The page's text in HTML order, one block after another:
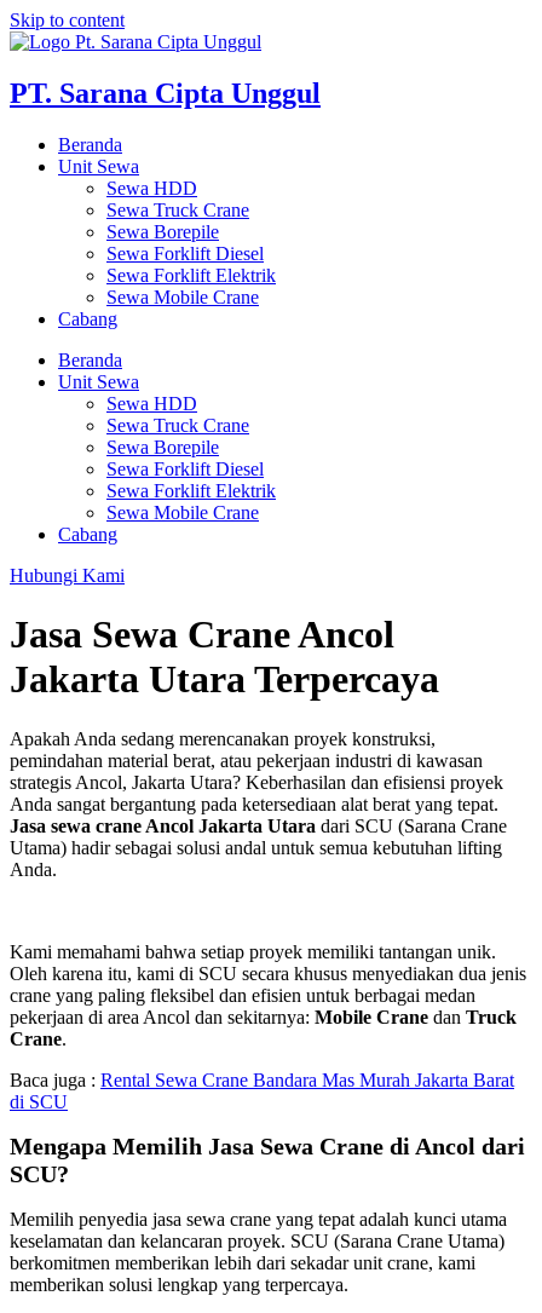
Skip to content
PT. Sarana Cipta Unggul
Beranda
Unit Sewa
Sewa HDD
Sewa Truck Crane
Sewa Borepile
Sewa Forklift Diesel
Sewa Forklift Elektrik
Sewa Mobile Crane
Cabang
Beranda
Unit Sewa
Sewa HDD
Sewa Truck Crane
Sewa Borepile
Sewa Forklift Diesel
Sewa Forklift Elektrik
Sewa Mobile Crane
Cabang
Hubungi Kami
Jasa Sewa Crane Ancol
Jakarta Utara Terpercaya
Apakah Anda sedang merencanakan proyek konstruksi,
pemindahan material berat, atau pekerjaan industri di kawasan
strategis Ancol, Jakarta Utara? Keberhasilan dan efisiensi proyek
Anda sangat bergantung pada ketersediaan alat berat yang tepat.
Jasa sewa crane Ancol Jakarta Utara dari SCU (Sarana Crane
Utama) hadir sebagai solusi andal untuk semua kebutuhan lifting
Anda.
Kami memahami bahwa setiap proyek memiliki tantangan unik.
Oleh karena itu, kami di SCU secara khusus menyediakan dua jenis
crane yang paling fleksibel dan efisien untuk berbagai medan
pekerjaan di area Ancol dan sekitarnya: Mobile Crane dan Truck
Crane.
Baca juga : Rental Sewa Crane Bandara Mas Murah Jakarta Barat
di SCU
Mengapa Memilih Jasa Sewa Crane di Ancol dari
SCU?
Memilih penyedia jasa sewa crane yang tepat adalah kunci utama
keselamatan dan kelancaran proyek. SCU (Sarana Crane Utama)
berkomitmen memberikan lebih dari sekadar unit crane, kami
memberikan solusi lengkap yang terpercaya.